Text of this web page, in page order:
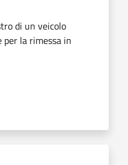
di un veicolo
per la rimessa in